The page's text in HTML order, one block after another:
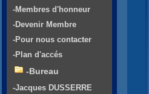
-Membres d'honneur
-Devenir Membre
-Pour nous contacter
-Plan d'accés
-Bureau
-Jacques DUSSERRE